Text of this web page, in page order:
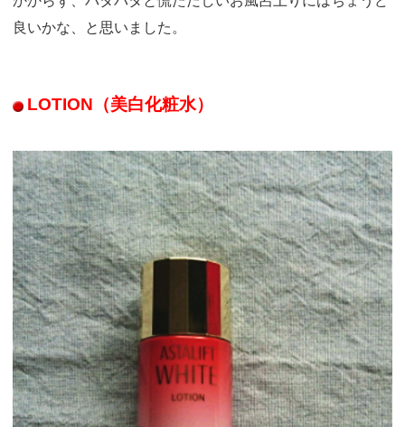
良いかな、と思いました。
LOTION（美白化粧水）